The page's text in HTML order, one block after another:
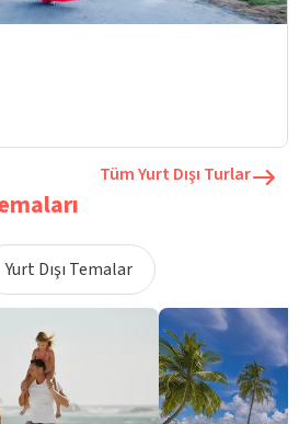
Tüm Yurt Dışı Turlar
Yurt Dışı Temalar